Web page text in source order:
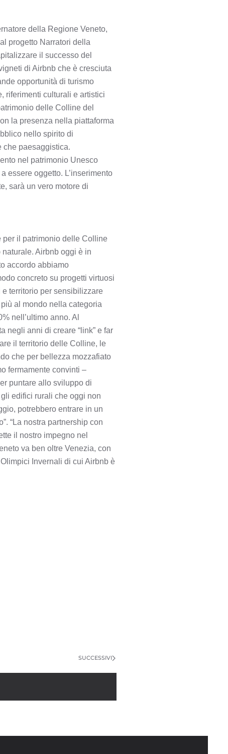
della Regione Veneto,
progetto Narratori della
il successo del
di Airbnb che è cresciuta
opportunità di turismo
riferimenti culturali e artistici
delle Colline del
la presenza nella piattaforma
nello spirito di
che paesaggistica.
nel patrimonio Unesco
essere oggetto. L’inserimento
sarà un vero motore di
per il patrimonio delle Colline
Airbnb oggi è in
accordo abbiamo
concreto su progetti virtuosi
territorio per sensibilizzare
al mondo nella categoria
nell’ultimo anno. Al
negli anni di creare “link” e far
il territorio delle Colline, le
che per bellezza mozzafiato
fermamente convinti –
puntare allo sviluppo di
edifici rurali che oggi non
potrebbero entrare in un
“La nostra partnership con
il nostro impegno nel
va ben oltre Venezia, con
Invernali di cui Airbnb è
SUCCESSIVI